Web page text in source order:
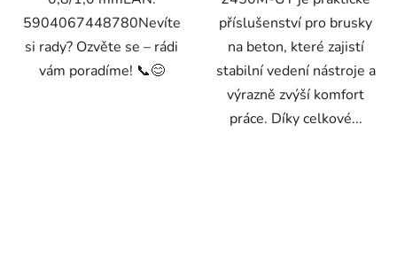
5904067448780Nevíte
si rady? Ozvěte se – rádi
vám poradíme! 📞😊
příslušenství pro brusky
na beton, které zajistí
stabilní vedení nástroje a
výrazně zvýší komfort
práce. Díky celkové...